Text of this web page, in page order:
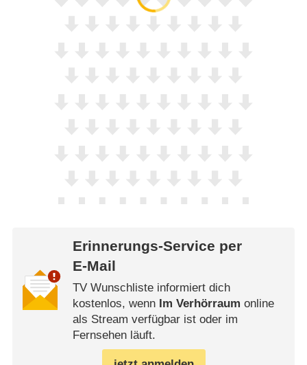
Erinnerungs-Service per
E-Mail
TV Wunschliste informiert dich
kostenlos, wenn Im Verhörraum online
als Stream verfügbar ist oder im
Fernsehen läuft.